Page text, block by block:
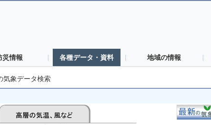
災情報 各種データ・資料 地域の情報
気象データ検索